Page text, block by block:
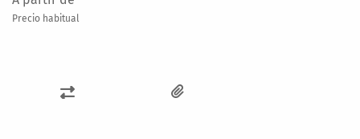
Precio habitual
AÑADIR